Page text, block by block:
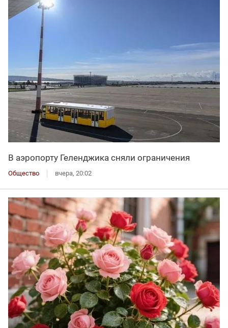
В аэропорту Геленджика сняли ограничения
Общество вчера, 20:02